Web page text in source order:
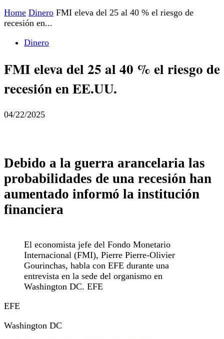
Home Dinero FMI eleva del 25 al 40 % el riesgo de
recesión en...
Dinero
FMI eleva del 25 al 40 % el riesgo de
recesión en EE.UU.
04/22/2025
Debido a la guerra arancelaria las
probabilidades de una recesión han
aumentado informó la institución
financiera
El economista jefe del Fondo Monetario
Internacional (FMI), Pierre Pierre-Olivier
Gourinchas, habla con EFE durante una
entrevista en la sede del organismo en
Washington DC. EFE
EFE
Washington DC